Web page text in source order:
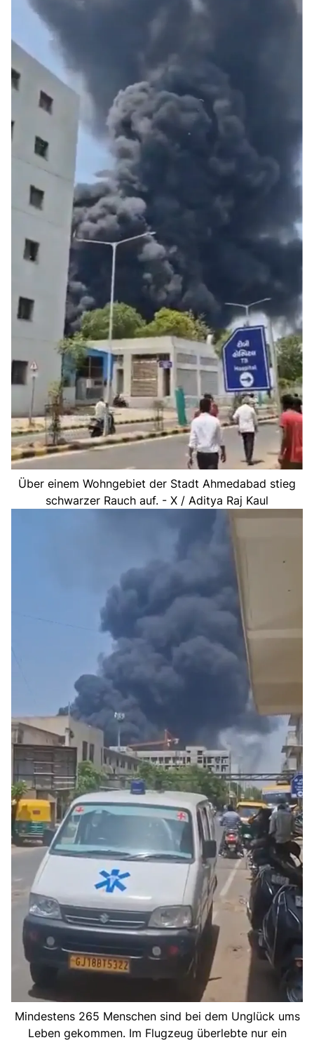
Über einem Wohngebiet der Stadt Ahmedabad stieg
schwarzer Rauch auf. - X / Aditya Raj Kaul
Mindestens 265 Menschen sind bei dem Unglück ums
Leben gekommen. Im Flugzeug überlebte nur ein